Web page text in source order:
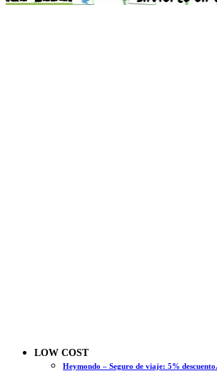
LOW COST
Heymondo – Seguro de viaje: 5% descuento.